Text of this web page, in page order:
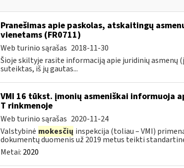
Pranešimas apie paskolas, atskaitingų
vienetams (FR0711)
Web turinio sąrašas 2018-11-30
Šioje skiltyje rasite informaciją apie juridinių asmenų
suteiktas, iš jų gautas...
VMI 16 tūkst. įmonių asmeniškai informuoja
T rinkmenoje
Web turinio sąrašas 2020-11-24
Valstybinė mokesčių inspekcija (toliau – VMI)
dokumentų duomenis už 2019 metus teikti
Metai: 2020